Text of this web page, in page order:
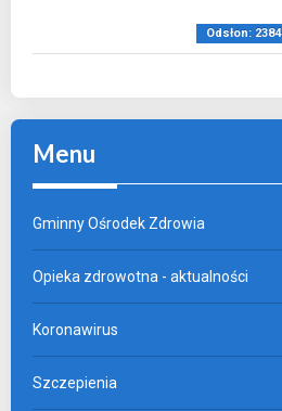
Odsłon: 2384
Menu
Gminny Ośrodek Zdrowia
Opieka zdrowotna - aktualności
Koronawirus
Szczepienia